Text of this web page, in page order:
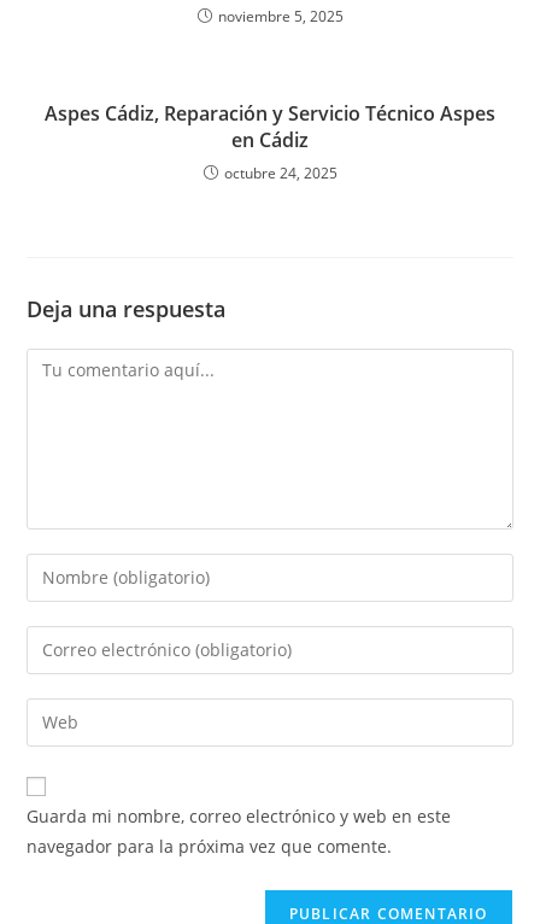
noviembre 5, 2025
Aspes Cádiz, Reparación y Servicio Técnico Aspes
en Cádiz
octubre 24, 2025
Deja una respuesta
Comentario
Introduce
tu
nombre
de
usuario
para
comentar
Introduce
tu
dirección
de
electrónico
para
comentar
Introduce
la
URL
de
Guarda mi nombre, correo electrónico y web en este
navegador para la próxima vez que comente.